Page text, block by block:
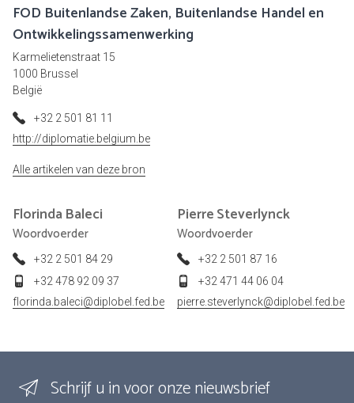
FOD Buitenlandse Zaken, Buitenlandse Handel en
Ontwikkelingssamenwerking
Karmelietenstraat 15
1000 Brussel
België
+32 2 501 81 11
http://diplomatie.belgium.be
Alle artikelen van deze bron
Florinda Baleci
Woordvoerder
+32 2 501 84 29
+32 478 92 09 37
florinda.baleci@diplobel.fed.be
PierreSteverlynck
Woordvoerder
+32 2 501 87 16
+32 471 44 06 04
pierre.steverlynck@diplobel.fed.be
Schrijf u in voor onze nieuwsbrief